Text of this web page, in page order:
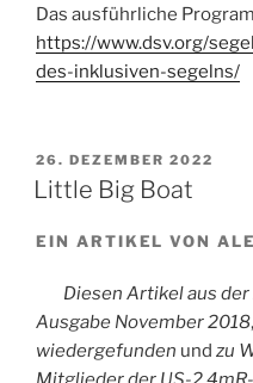
Das ausführliche
https://www.dsv.org/
des-inklusiven-segelns/
VERÖFFENTLICHT
AM
26. DEZEMBER 2022
Little Big Boat
EIN ARTIKEL VON
Diesen Artikel aus
Ausgabe November 2018,
wiedergefunden und zu